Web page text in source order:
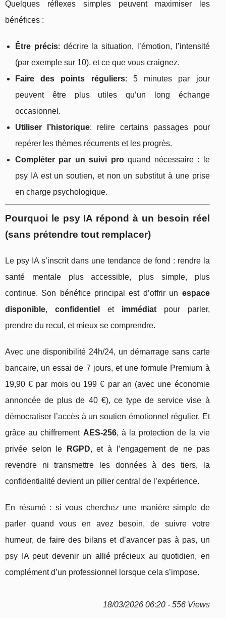
Quelques réflexes simples peuvent maximiser les
bénéfices :
Être précis: décrire la situation, l’émotion, l’intensité
(par exemple sur 10), et ce que vous craignez.
Faire des points réguliers: 5 minutes par jour
peuvent être plus utiles qu’un long échange
occasionnel.
Utiliser l’historique: relire certains passages pour
repérer les thèmes récurrents et les progrès.
Compléter par un suivi proquand nécessaire : le
psy IA est un soutien, et non un substitut à une prise
en charge psychologique.
Pourquoi le psy IA répond à un besoin réel
(sans prétendre tout remplacer)
Le psy IA s’inscrit dans une tendance de fond : rendre la
santé mentale plus accessible, plus simple, plus
continue. Son bénéfice principal est d’offrir un espace
disponible, confidentiel et immédiatpour parler,
prendre du recul, et mieux se comprendre.
Avec une disponibilité 24h/24, un démarrage sans carte
bancaire, un essai de 7 jours, et une formule Premium à
19,90 € par mois ou 199 € par an (avec une économie
annoncée de plus de 40 €), ce type de service vise à
démocratiser l’accès à un soutien émotionnel régulier. Et
grâce au chiffrement AES-256, à la protection de la vie
privée selon le
RGPD, et à l’engagement de ne pas
revendre ni transmettre les données à des tiers, la
confidentialité devient un pilier central de l’expérience.
En résumé : si vous cherchez une manière simple de
parler quand vous en avez besoin, de suivre votre
humeur, de faire des bilans et d’avancer pas à pas, un
psy IA peut devenir un allié précieux au quotidien, en
complément d’un professionnel lorsque cela s’impose.
18/03/2026 06:20 - 556 Views